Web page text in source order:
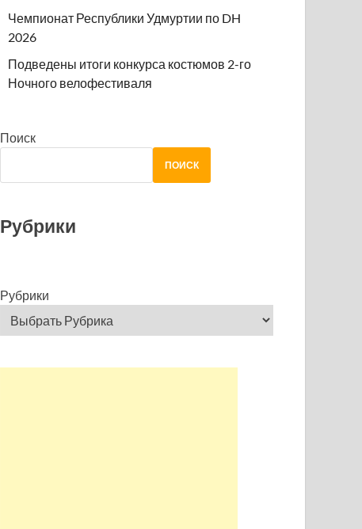
Чемпионат Республики Удмуртии по DH
2026
Подведены итоги конкурса костюмов 2-го
Ночного велофестиваля
Поиск
ПОИСК
Рубрики
Рубрики